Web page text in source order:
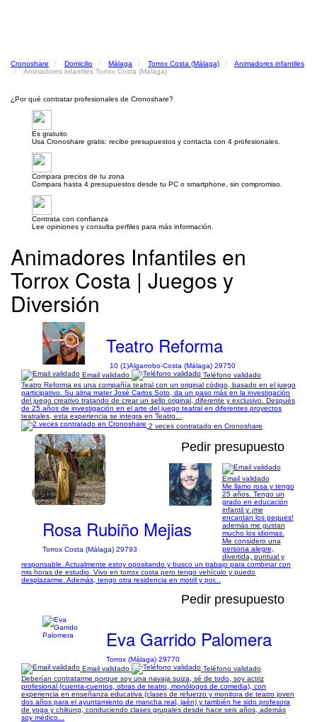
Cronoshare Domicilio Málaga Torrox Costa (Málaga)
Animadores infantiles
Animadores infantiles Torrox Costa (Málaga)
¿Por qué contratar profesionales de Cronoshare?
Es gratuito
Usa Cronoshare gratis: recibe presupuestos y contacta con 4 profesionales.
Compara precios de tu zona
Compara hasta 4 presupuestos desde tu PC o smartphone, sin compromiso.
Contrata con confianza
Lee opiniones y consulta perfiles para más información.
Animadores Infantiles en
Torrox Costa | Juegos y
Diversión
Teatro Reforma
10 (1)Algarrobo-Costa (Málaga) 29750
Email validado
Teléfono validado
Teatro Reforma es una compañía teatral con un original código, basado en el juego
participativo. Su alma mater José Carlos Soto, da un paso más en la investigación
del juego creativo tratando de crear un sello original, diferente y exclusivo. Después
de 25 años de investigación en el arte del juego teatral en diferentes proyectos
teatrales, esta experiencia se integra en Teatro...
2 veces contratado en Cronoshare
1/11
Pedir presupuesto
Rosa Rubiño Mejias
Torrox Costa (Málaga) 29793
Email validado
Me llamo rosa y tengo
25 años. Tengo un
grado en educación
infantil y ¡me
encantan los peques!
además me gustan
mucho los idiomas.
Me considero una
persona alegre,
divertida, puntual y
responsable. Actualmente estoy opositando y busco un trabajo para combinar con
mis horas de estudio. Vivo en torrox costa pero tengo vehículo y puedo
desplazarme. Además, tengo otra residencia en motril y por...
Pedir presupuesto
Eva Garrido Palomera
Torrox (Málaga) 29770
Email validado
Teléfono validado
Deberían contratarme porque soy una navaja suiza, sé de todo, soy actriz
profesional (cuenta-cuentos, obras de teatro, monólogos de comedia), con
experiencia en enseñanza educativa (clases de refuerzo y monitora de teatro joven
dos años para el ayuntamiento de mancha real, jaén) y también he sido profesora
de yoga y chikung, conduciendo clases grupales desde hace seis años, además
soy médico...